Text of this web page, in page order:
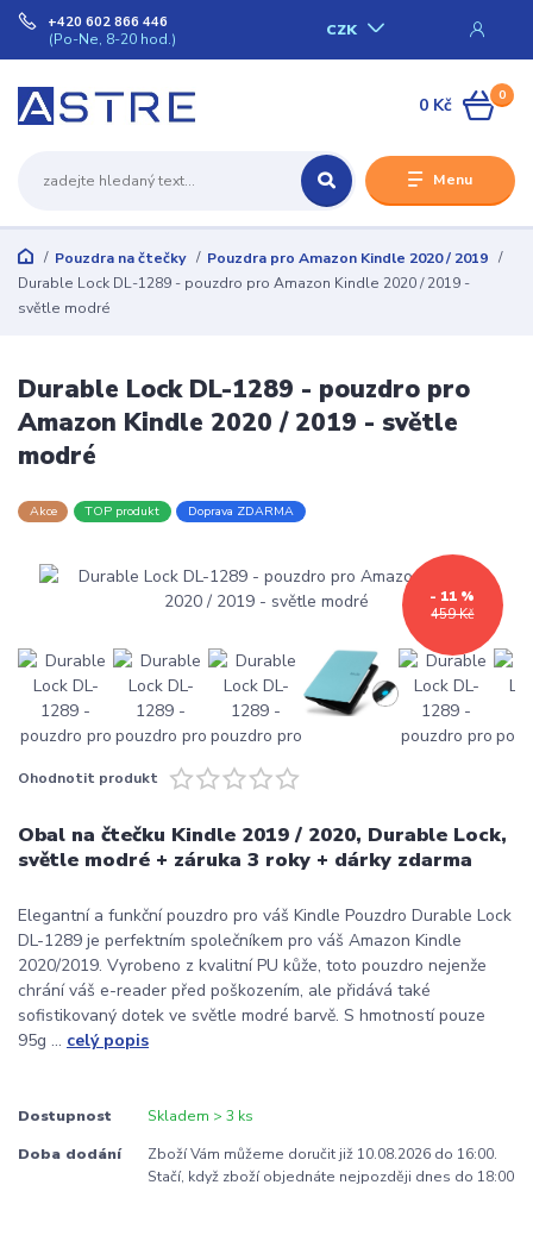
Menu
CZK
+420 602 866 446
(Po-Ne, 8-20 hod.)
0
0 Kč
Pouzdra na čtečky
Pouzdra pro Amazon Kindle 2020 / 2019
Durable Lock DL-1289 - pouzdro pro Amazon Kindle 2020 / 2019 -
světle modré
Durable Lock DL-1289 - pouzdro pro
Amazon Kindle 2020 / 2019 - světle
modré
Akce TOP produkt Doprava ZDARMA
459 Kč
- 11 %
Ohodnotit produkt
Obal na čtečku Kindle 2019 / 2020, Durable Lock,
světle modré + záruka 3 roky + dárky zdarma
Elegantní a funkční pouzdro pro váš Kindle Pouzdro Durable Lock
DL-1289 je perfektním společníkem pro váš Amazon Kindle
2020/2019. Vyrobeno z kvalitní PU kůže, toto pouzdro nejenže
chrání váš e-reader před poškozením, ale přidává také
sofistikovaný dotek ve světle modré barvě. S hmotností pouze
95g ... celý popis
Dostupnost Skladem > 3 ks
Doba dodání
Zboží Vám můžeme doručit již 10.08.2026 do 16:00.
Stačí, když zboží objednáte nejpozději dnes do 18:00